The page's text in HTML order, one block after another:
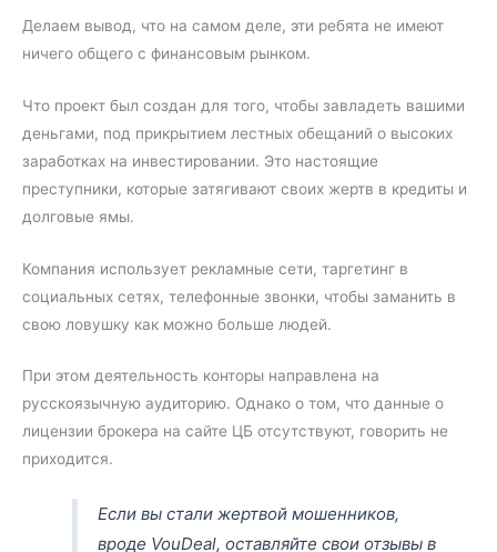
Делаем вывод, что на самом деле, эти ребята не имеют
ничего общего с финансовым рынком.
Что проект был создан для того, чтобы завладеть вашими
деньгами, под прикрытием лестных обещаний о высоких
заработках на инвестировании. Это настоящие
преступники, которые затягивают своих жертв в кредиты и
долговые ямы.
Компания использует рекламные сети, таргетинг в
социальных сетях, телефонные звонки, чтобы заманить в
свою ловушку как можно больше людей.
При этом деятельность конторы направлена на
русскоязычную аудиторию. Однако о том, что данные о
лицензии брокера на сайте ЦБ отсутствуют, говорить не
приходится.
Если вы стали жертвой мошенников,
вроде VouDeal, оставляйте свои отзывы в